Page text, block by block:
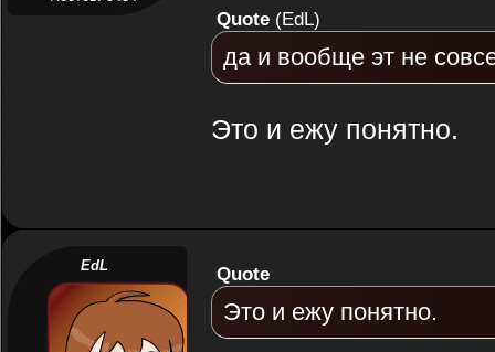
Quote(EdL)
да и вообще эт не
Это и ежу понятно.
EdL Quote
Это и ежу понятно.